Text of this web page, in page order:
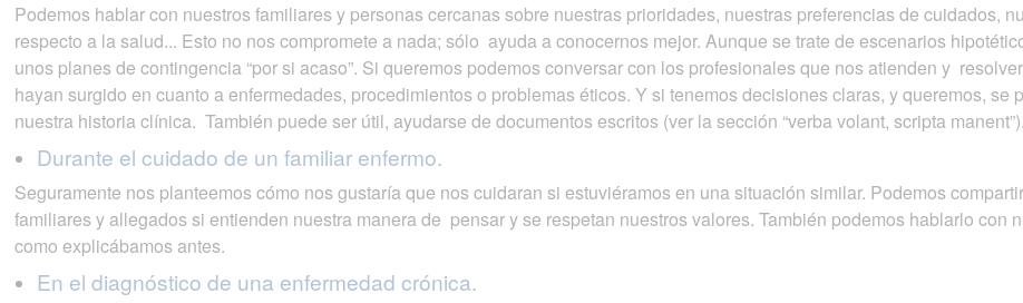
Podemos hablar con nuestros familiares y personas cercanas sobre nuestras prioridades, nuestras preferencias de cuidados,
respecto a la salud... Esto no nos compromete a nada; sólo ayuda a conocernos mejor. Aunque se trate de escenarios
unos planes de contingencia “por si acaso”. Si queremos podemos conversar con los profesionales que nos atienden y
hayan surgido en cuanto a enfermedades, procedimientos o problemas éticos. Y si tenemos decisiones claras, y queremos, se
nuestra historia clínica. También puede ser útil, ayudarse de documentos escritos (ver la sección “verba volant, scripta manent”).
Durante el cuidado de un familiar enfermo.
Seguramente nos planteemos cómo nos gustaría que nos cuidaran si estuviéramos en una situación similar. Podemos
familiares y allegados si entienden nuestra manera de pensar y se respetan nuestros valores. También podemos hablarlo con
como explicábamos antes.
En el diagnóstico de una enfermedad crónica.